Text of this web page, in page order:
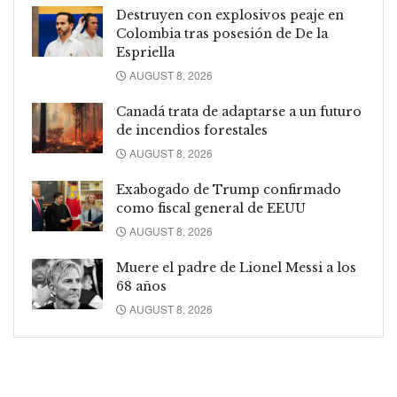
Destruyen con explosivos peaje en
Colombia tras posesión de De la
Espriella
AUGUST 8, 2026
Canadá trata de adaptarse a un futuro
de incendios forestales
AUGUST 8, 2026
Exabogado de Trump confirmado
como fiscal general de EEUU
AUGUST 8, 2026
Muere el padre de Lionel Messi a los
68 años
AUGUST 8, 2026